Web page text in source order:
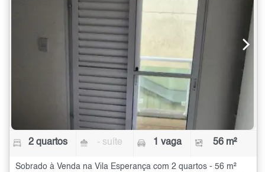
2 quartos - suíte 1 vaga 56 m²
Sobrado à Venda na Vila Esperança com 2 quartos - 56 m²